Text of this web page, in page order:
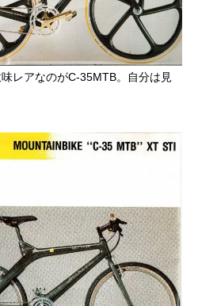
レアなのがC-35MTB。自分は見